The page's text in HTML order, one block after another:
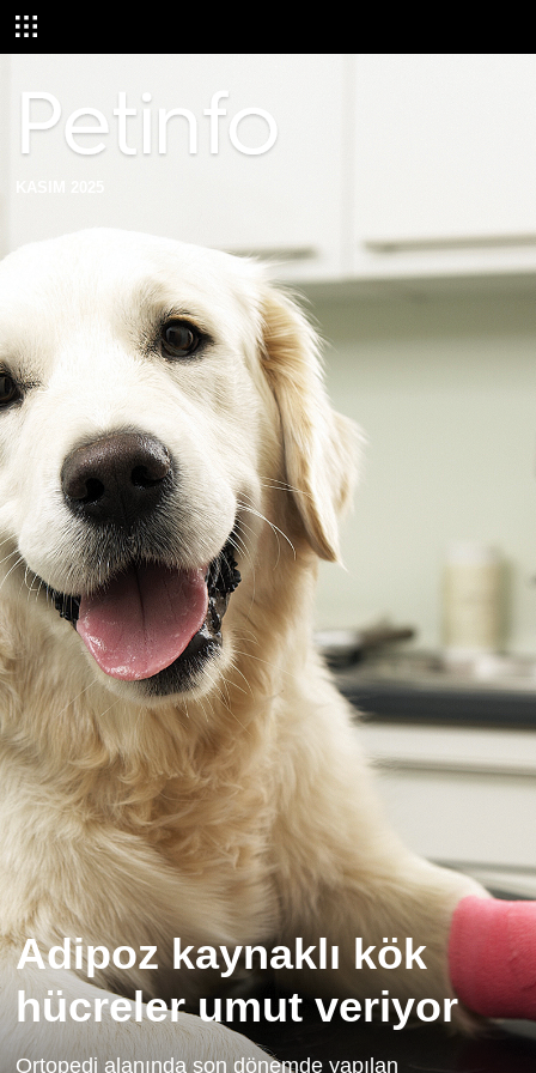
Adipoz kaynaklı kök
hücreler umut veriyor
Ortopedi alanında son dönemde yapılan